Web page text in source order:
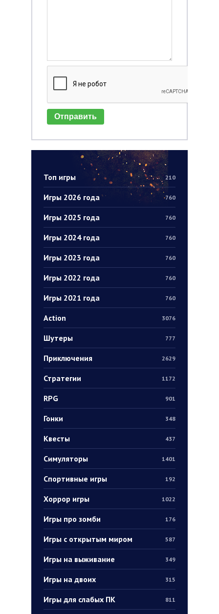
Топ игры 210
Игры 2026 года 760
Игры 2025 года 760
Игры 2024 года 760
Игры 2023 года 760
Игры 2022 года 760
Игры 2021 года 760
Action 3076
Шутеры 777
Приключения 2629
Стратегии 1172
RPG 901
Гонки 348
Квесты 437
Симуляторы 1401
Спортивные игры 192
Хоррор игры 1022
Игры про зомби 176
Игры с открытым миром 587
Игры на выживание 349
Игры на двоих 315
Игры для слабых ПК 811
Отправить